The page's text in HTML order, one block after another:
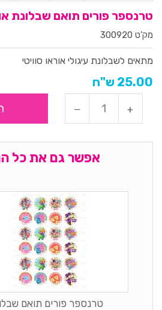
טרנספר פורים תואם שבלונת
מק'ט 300920
מתאים לשבלונת עיגולי אוראו סוויטי
25.00 ש"ח
אפשר גם את כל
טרנספר פורים תואם